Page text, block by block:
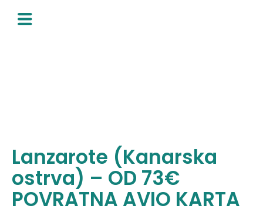
content
Lanzarote (Kanarska
ostrva) – OD 73€
POVRATNA AVIO KARTA